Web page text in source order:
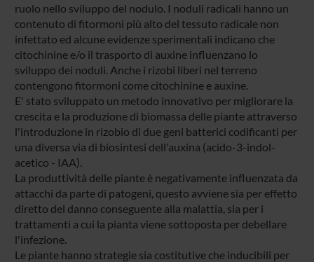
ruolo nello sviluppo del nodulo. I noduli radicali hanno un
contenuto di fitormoni più alto del tessuto radicale non
infettato ed alcune evidenze sperimentali indicano che
citochinine e/o il trasporto di auxine influenzano lo
sviluppo dei noduli. Anche i rizobi liberi nel terreno
contengono fitormoni come citochinine e auxine.
E' stato sviluppato un metodo innovativo per migliorare la
crescita e la produzione di biomassa delle piante attraverso
l'introduzione in rizobio di due geni batterici codificanti per
una diversa via di biosintesi dell'auxina (acido-3-indol-
acetico - IAA).
La produttività delle piante è negativamente influenzata da
attacchi da parte di patogeni, questo avviene sia per effetto
diretto del danno conseguente alla malattia, sia per i
trattamenti a cui la pianta viene sottoposta per debellare
l'infezione.
Le piante hanno strategie sia costitutive che inducibili per